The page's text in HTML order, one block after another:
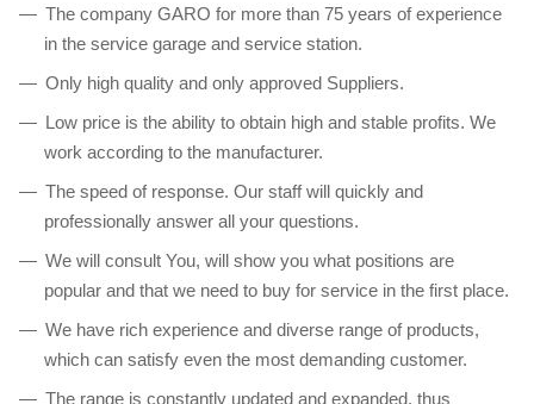
The company GARO for more than 75 years of experience
in the service garage and service station.
Only high quality and only approved Suppliers.
Low price is the ability to obtain high and stable profits. We
work according to the manufacturer.
The speed of response. Our staff will quickly and
professionally answer all your questions.
We will consult You, will show you what positions are
popular and that we need to buy for service in the first place.
We have rich experience and diverse range of products,
which can satisfy even the most demanding customer.
The range is constantly updated and expanded, thus